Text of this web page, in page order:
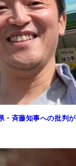
・斉藤知事への批判が